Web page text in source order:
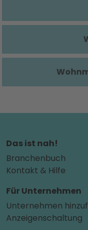
Das ist nah!
Branchenbuch
Kontakt & Hilfe
Für Unternehmen
Unternehmen
Anzeigenschaltung